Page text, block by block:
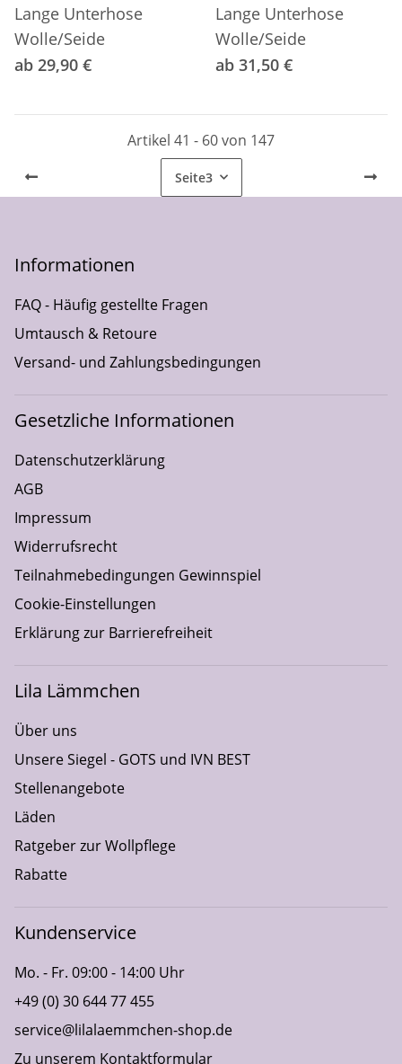
Lange Unterhose
Wolle/Seide
ab 29,90 €
Lange Unterhose
Wolle/Seide
ab 31,50 €
Artikel 41 - 60 von 147
Seite3
Informationen
FAQ - Häufig gestellte Fragen
Umtausch & Retoure
Versand- und Zahlungsbedingungen
Gesetzliche Informationen
Datenschutzerklärung
AGB
Impressum
Widerrufsrecht
Teilnahmebedingungen Gewinnspiel
Cookie-Einstellungen
Erklärung zur Barrierefreiheit
Lila Lämmchen
Über uns
Unsere Siegel - GOTS und IVN BEST
Stellenangebote
Läden
Ratgeber zur Wollpflege
Rabatte
Kundenservice
Mo. - Fr. 09:00 - 14:00 Uhr
+49 (0) 30 644 77 455
service@lilalaemmchen-shop.de
Zu unserem Kontaktformular